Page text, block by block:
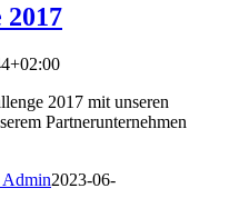
2017 mit unseren
Partnerunternehmen
2023-06-